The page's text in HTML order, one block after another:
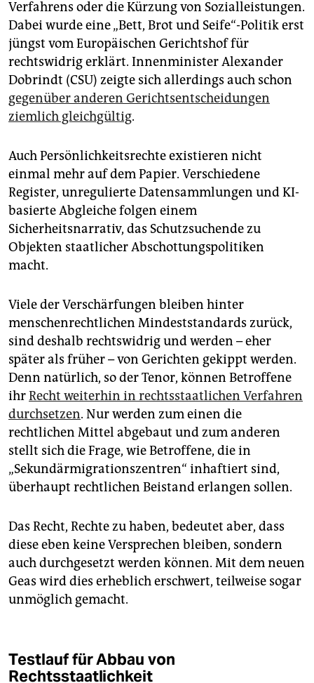
Verfahrens oder die Kürzung von Sozialleistungen.
Dabei wurde eine „Bett, Brot und Seife“-Politik erst
jüngst vom Europäischen Gerichtshof für
rechtswidrig erklärt. Innenminister Alexander
Dobrindt (CSU) zeigte sich allerdings auch schon
gegenüber anderen Gerichtsentscheidungen
ziemlich gleichgültig.
Auch Persönlichkeitsrechte existieren nicht
einmal mehr auf dem Papier. Verschiedene
Register, unregulierte Datensammlungen und KI-
basierte Abgleiche folgen einem
Sicherheitsnarrativ, das Schutzsuchende zu
Objekten staatlicher Abschottungspolitiken
macht.
Viele der Verschärfungen bleiben hinter
menschenrechtlichen Mindeststandards zurück,
sind deshalb rechtswidrig und werden – eher
später als früher – von Gerichten gekippt werden.
Denn natürlich, so der Tenor, können Betroffene
ihrRecht weiterhin in rechtsstaatlichen Verfahren
durchsetzen. Nur werden zum einen die
rechtlichen Mittel abgebaut und zum anderen
stellt sich die Frage, wie Betroffene, die in
„Sekundärmigrationszentren“ inhaftiert sind,
überhaupt rechtlichen Beistand erlangen sollen.
Das Recht, Rechte zu haben, bedeutet aber, dass
diese eben keine Versprechen bleiben, sondern
auch durchgesetzt werden können. Mit dem neuen
Geas wird dies erheblich erschwert, teilweise sogar
unmöglich gemacht.
Testlauf für Abbau von
Rechtsstaatlichkeit